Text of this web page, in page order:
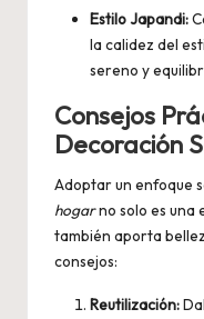
Estilo Japandi:
la calidez del
sereno y
Consejos
Decoración
Adoptar un enfoque
hogarno solo es una
también aporta
consejos:
Reutilización: